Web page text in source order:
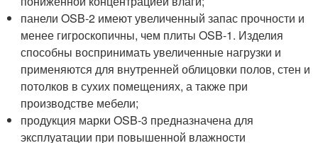
панели OSB-2 имеют увеличенный запас прочности и
менее гигроскопичны, чем плиты OSB-1. Изделия
способны воспринимать увеличенные нагрузки и
применяются для внутренней облицовки полов, стен и
потолков в сухих помещениях, а также при
производстве мебели;
продукция марки OSB-3 предназначена для
эксплуатации при повышенной влажности